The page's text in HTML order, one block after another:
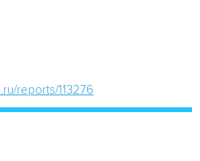
reports/113276